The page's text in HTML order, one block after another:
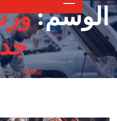
الوسم:
Homeورشة